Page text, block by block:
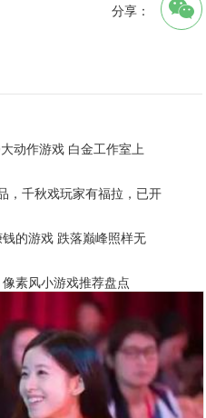
分享：
动作游戏 白金工作室上
，千秋戏玩家有福拉，已开
的游戏 跌落巅峰照样无
素风小游戏推荐盘点